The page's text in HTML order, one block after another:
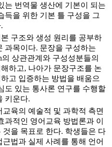
는 번역물 생산에 기본이 되는
득을 위한 기본 틀 구성을 그
구조와 생성 원리를 공부하
과목이다. 문장을 구성하는
의 상관관계와 구성성분들의
하고, 나아가 문장구조를 논
고 입증하는 방법을 배움으
도 있는 통사론 연구를 수행할
키운다.
교육의 예술적 및 과학적 측면
과적인 영어교육 방법론과 이
것을 목표로 한다. 학생들은 다
근법과 실제 사례를 통해 언어